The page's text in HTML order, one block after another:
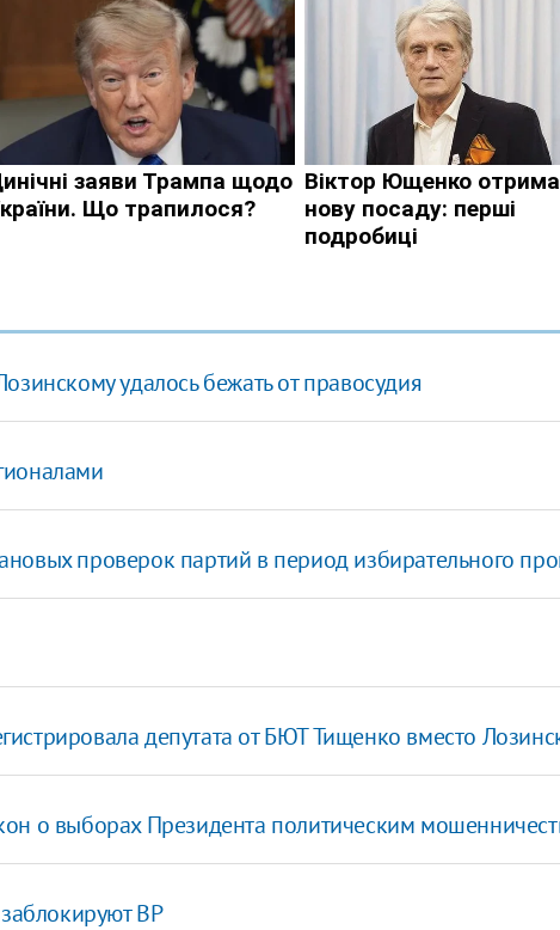
удалось бежать от правосудия
проверок партий в период избирательного
депутата от БЮТ Тищенко вместо
о выборах Президента политическим
ВР